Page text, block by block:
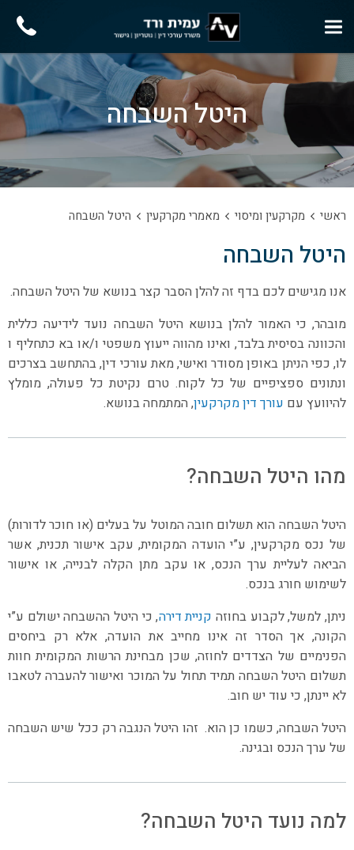
היטל השבחה
ראשי מקרקעין ומיסוי מאמרי מקרקעין היטל השבחה
היטל השבחה
אנו מגישים לכם בדף זה להלן הסבר קצר בנושא של היטל השבחה.
מובהר, כי האמור להלן בנושא היטל השבחה נועד לידיעה כללית
והכוונה בסיסית בלבד, ואינו מהווה ייעוץ משפטי ו/או בא כתחליף ו
לו, כפי הניתן באופן מסודר ואישי, מאת עורכי דין, בהתחשב בצרכים
ונתונים ספציפיים של כל לקוח. טרם נקיטת כל פעולה, מומלץ
להיוועץ עם עורך דין מקרקעין, המתמחה בנושא.
מהו היטל השבחה?
היטל השבחה הוא תשלום חובה המוטל על בעלים (או חוכר לדורות)
של נכס מקרקעין, ע”י הועדה המקומית, עקב אישור תכנית, אשר
הביאה לעליית ערך הנכס, או עקב מתן הקלה לבנייה, או אישור
לשימוש חורג בנכס.
ניתן, למשל, לקבוע בחוזה קניית דירה, כי היטל ההשבחה ישולם ע”י
הקונה, אך הסדר זה אינו מחייב את הועדה, אלא רק ביחסים
הפנימיים של הצדדים לחוזה, שכן מבחינת הרשות המקומית חוות
תשלום היטל השבחה תמיד תחול על המוכר ואישור להעברה לטאבו
לא יינתן, כי עוד יש חוב.
היטל השבחה, כשמו כן הוא. זהו היטל הנגבה רק ככל שיש השבחה
של ערך הנכס ובגינה.
למה נועד היטל השבחה?